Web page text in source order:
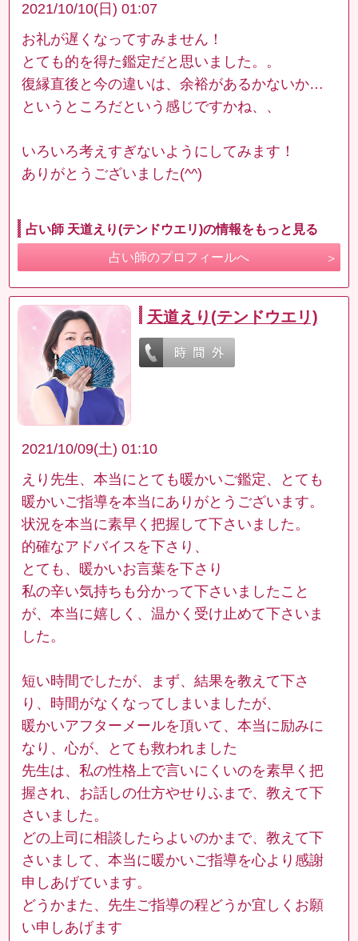
2021/10/10(日) 01:07
お礼が遅くなってすみません！
とても的を得た鑑定だと思いました。。
復縁直後と今の違いは、余裕があるかないか…
というところだという感じですかね、、
いろいろ考えすぎないようにしてみます！
ありがとうございました(^^)
占い師 天道えり(テンドウエリ)の情報をもっと見る
占い師のプロフィールへ
天道えり(テンドウエリ)
2021/10/09(土) 01:10
えり先生、本当にとても暖かいご鑑定、とても
暖かいご指導を本当にありがとうございます。
状況を本当に素早く把握して下さいました。
的確なアドバイスを下さり、
とても、暖かいお言葉を下さり
私の辛い気持ちも分かって下さいましたこと
が、本当に嬉しく、温かく受け止めて下さいま
した。
短い時間でしたが、まず、結果を教えて下さ
り、時間がなくなってしまいましたが、
暖かいアフターメールを頂いて、本当に励みに
なり、心が、とても救われました
先生は、私の性格上で言いにくいのを素早く把
握され、お話しの仕方やせりふまで、教えて下
さいました。
どの上司に相談したらよいのかまで、教えて下
さいまして、本当に暖かいご指導を心より感謝
申しあげています。
どうかまた、先生ご指導の程どうか宜しくお願
い申しあげます